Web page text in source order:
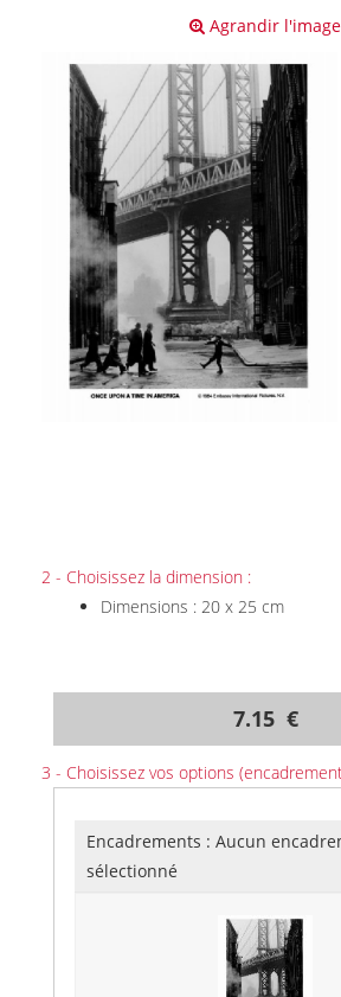
Agrandir l'image
2 - Choisissez la dimension :
Dimensions : 20 x 25 cm
7.15 €
3 - Choisissez vos options
Encadrements : Aucun
sélectionné